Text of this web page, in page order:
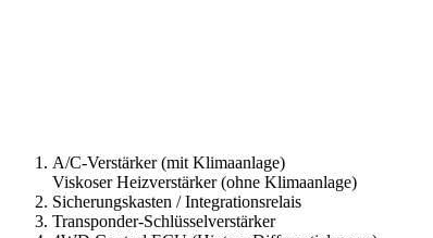
A/C-Verstärker (mit Klimaanlage)
Viskoser Heizverstärker (ohne Klimaanlage)
Sicherungskasten / Integrationsrelais
Transponder-Schlüsselverstärker